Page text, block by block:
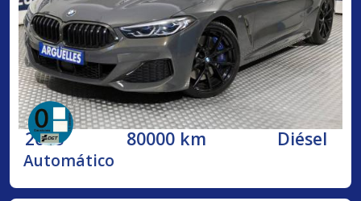
2018 80000 km Diésel
Automático